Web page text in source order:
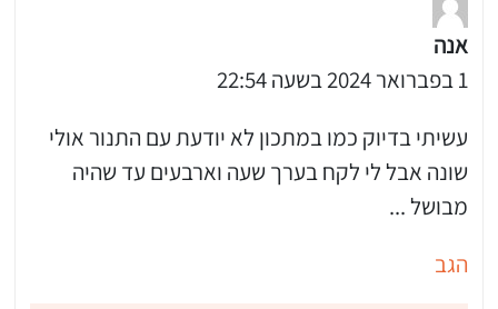
אנה
1 בפברואר 2024 בשעה 22:54
עשיתי בדיוק כמו במתכון לא יודעת עם התנור אולי
שונה אבל לי לקח בערך שעה וארבעים עד שהיה
מבושל ...
הגב